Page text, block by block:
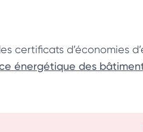
certificats d’économies
énergétique des